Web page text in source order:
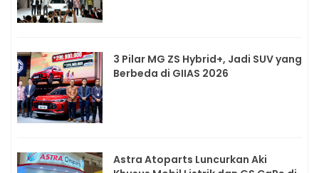
3 Pilar MG ZS Hybrid+, Jadi SUV yang
Berbeda di GIIAS 2026
Astra Atoparts Luncurkan Aki